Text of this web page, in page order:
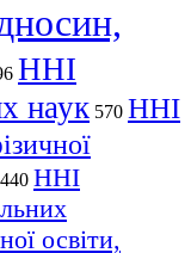
ННІ
наук 570 ННІ
440 ННІ
освіти,